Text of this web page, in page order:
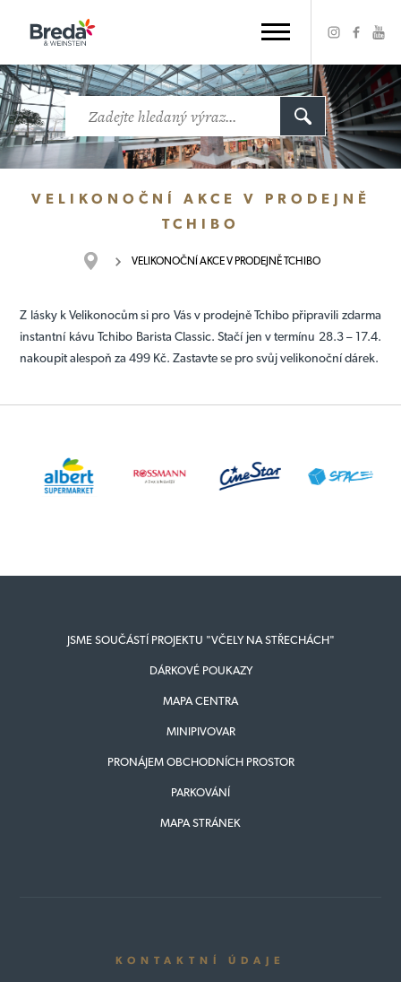
VELIKONOČNÍ AKCE V PRODEJNĚ
TCHIBO
VELIKONOČNÍ AKCE V PRODEJNĚ TCHIBO
Z lásky k Velikonocům si pro Vás v prodejně Tchibo připravili zdarma
instantní kávu Tchibo Barista Classic. Stačí jen v termínu 28.3 – 17.4.
nakoupit alespoň za 499 Kč. Zastavte se pro svůj velikonoční dárek.
JSME SOUČÁSTÍ PROJEKTU "VČELY NA STŘECHÁCH"
DÁRKOVÉ POUKAZY
MAPA CENTRA
MINIPIVOVAR
PRONÁJEM OBCHODNÍCH PROSTOR
PARKOVÁNÍ
MAPA STRÁNEK
KONTAKTNÍ ÚDAJE